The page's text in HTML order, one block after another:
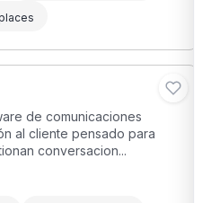
de comunicaciones
al cliente pensado para
conversacion...